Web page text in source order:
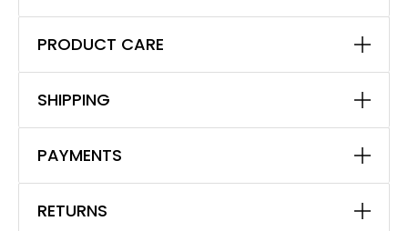
PRODUCT CARE
SHIPPING
PAYMENTS
RETURNS